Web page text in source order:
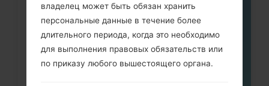
владелец может быть обязан хранить
персональные данные в течение более
длительного периода, когда это необходимо
для выполнения правовых обязательств или
по приказу любого вышестоящего органа.